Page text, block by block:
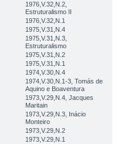
1976,V.32,N.2,
Estruturalismo II
1976,V.32,N.1
1975,V.31,N.4
1975,V.31,N.3,
Estruturalismo
1975,V.31,N.2
1975,V.31,N.1
1974,V.30,N.4
1974,V.30,N.1-3, Tomás de
Aquino e Boaventura
1973,V.29,N.4, Jacques
Maritain
1973,V.29,N.3, Inácio
Monteiro
1973,V.29,N.2
1973,V.29,N.1